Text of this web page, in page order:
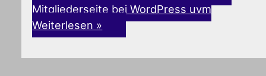
Mitgliederseite bei WordPress uvm
Weiterlesen »